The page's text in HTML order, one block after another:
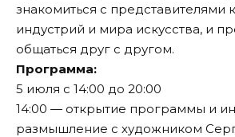
знакомиться с представителями
индустрий и мира искусства, и
общаться друг с другом.
Программа:
5 июля с 14:00 до 20:00
14:00 — открытие программы и
размышление с художником